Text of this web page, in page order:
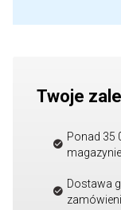
Twoje
Ponad 35
Dostawa